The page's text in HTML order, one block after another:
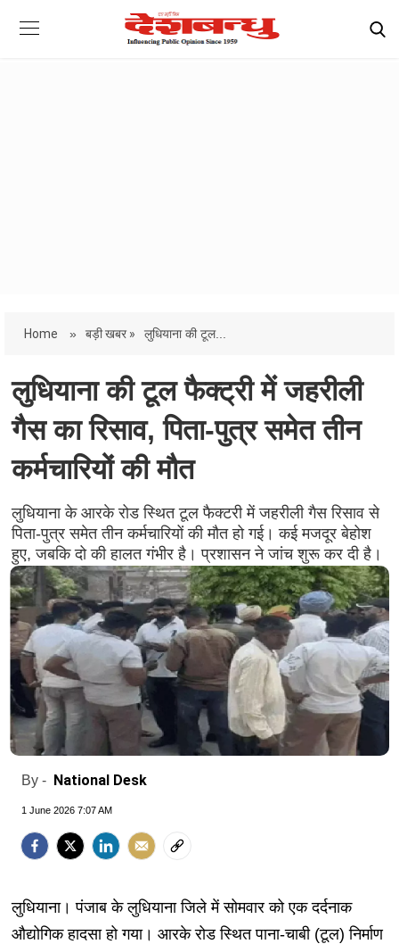
Home » बड़ी खबर » लुधियाना की टूल...
लुधियाना की टूल फैक्ट्री में जहरीली
गैस का रिसाव, पिता-पुत्र समेत तीन
कर्मचारियों की मौत
लुधियाना के आरके रोड स्थित टूल फैक्टरी में जहरीली गैस रिसाव से
पिता-पुत्र समेत तीन कर्मचारियों की मौत हो गई। कई मजदूर बेहोश
हुए, जबकि दो की हालत गंभीर है। प्रशासन ने जांच शुरू कर दी है।
By - National Desk
1 June 2026 7:07 AM
लुधियाना। पंजाब के लुधियाना जिले में सोमवार को एक दर्दनाक
औद्योगिक हादसा हो गया। आरके रोड स्थित पाना-चाबी (टूल) निर्माण